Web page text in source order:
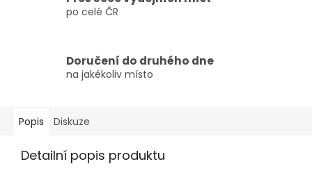
po celé ČR
Doručení do druhého dne
na jakékoliv místo
Popis Diskuze
Detailní popis produktu